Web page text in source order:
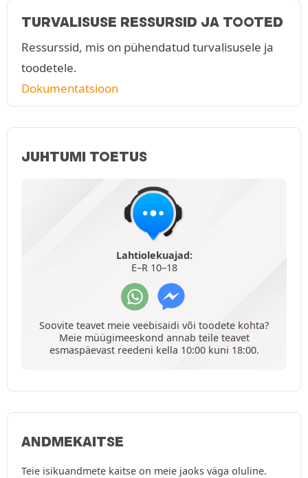
TURVALISUSE RESSURSID JA TOOTED
Ressurssid, mis on pühendatud turvalisusele ja
toodetele.
Dokumentatsioon
JUHTUMI TOETUS
Lahtiolekuajad:
E–R 10–18
Soovite teavet meie veebisaidi või toodete kohta?
Meie müügimeeskond annab teile teavet
esmaspäevast reedeni kella 10:00 kuni 18:00.
ANDMEKAITSE
Teie isikuandmete kaitse on meie jaoks väga oluline.